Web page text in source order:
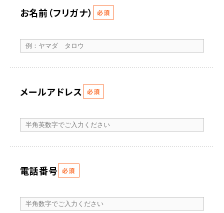
お名前（フリガナ） 必須
メールアドレス 必須
電話番号 必須